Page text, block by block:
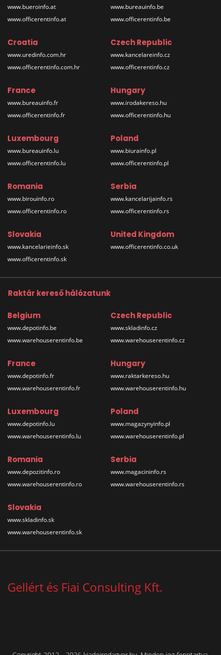
www.bueroinfo.at
www.officerentinfo.at
www.bureauinfo.be
www.officerentinfo.be
Croatia
www.uredinfo.com.hr
www.officerentinfo.com.hr
Czech Republic
www.kancelareinfo.cz
www.officerentinfo.cz
France
www.bureauinfo.fr
www.officerentinfo.fr
Hungary
www.irodakereso.hu
www.officerentinfo.hu
Luxembourg
www.bureauinfo.lu
www.officerentinfo.lu
Poland
www.biurainfo.pl
www.officerentinfo.pl
Romania
www.birouinfo.ro
www.officerentinfo.ro
Serbia
www.kancelarijainfo.rs
www.officerentinfo.rs
Slovakia
www.kancelarieinfo.sk
www.officerentinfo.sk
United Kingdom
www.officerentinfo.co.uk
Raktár kereső hálózatunk
Belgium
www.depotinfo.be
www.warehouserentinfo.be
Czech Republic
www.skladinfo.cz
www.warehouserentinfo.cz
France
www.depotinfo.fr
www.warehouserentinfo.fr
Hungary
www.raktarkereso.hu
www.warehouserentinfo.hu
Luxembourg
www.depotinfo.lu
www.warehouserentinfo.lu
Poland
www.magazynyinfo.pl
www.warehouserentinfo.pl
Romania
www.depozitinfo.ro
www.warehouserentinfo.ro
Serbia
www.magacininfo.rs
www.warehouserentinfo.rs
Slovakia
www.skladinfo.sk
www.warehouserentinfo.sk
Gellért és Fiai Consulting Kft.